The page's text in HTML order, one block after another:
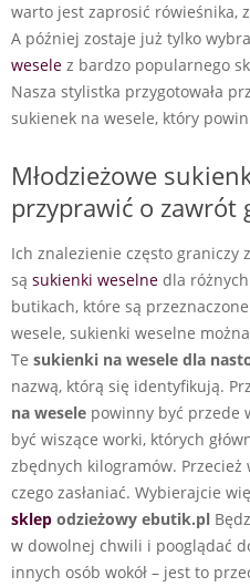
warto jest zaprosić rówieśnika,
A później zostaje już tylko
wesele z bardzo popularnego
Nasza stylistka przygotowała
sukienek na wesele, który
Młodzieżowe
przyprawić o zawrót
Ich znalezienie często graniczy
są sukienki weselne dla
butikach, które są
wesele, sukienki weselne
Te sukienki na wesele dla
nazwą, którą się identyfikują.
na wesele powinny być przede
być wiszące worki, których
zbędnych kilogramów.
czego zasłaniać. Wybierajcie
sklep odzieżowy ebutik.pl
w dowolnej chwili i pooglądać
innych osób wokół – jest to